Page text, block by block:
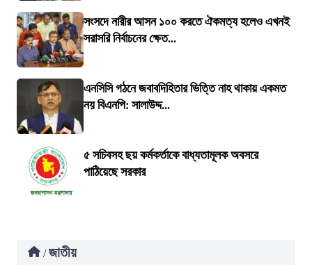
সংসদে নারীর আসন ১০০ করতে ঐকমত্য হলেও এখনই
সরাসরি নির্বাচনের ক্ষেত...
এনসিসি গঠনে জবাবদিহিতার ভিত্তি নাহ থাকায় একমত
নয় বিএনপি: সালাউদ্দ...
৫ সচিবসহ ছয় কর্মকর্তাকে বাধ্যতামূলক অবসরে
পাঠিয়েছে সরকার
/ জাতীয়